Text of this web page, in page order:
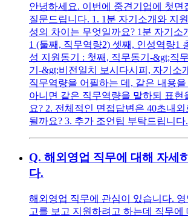
안녕하세요. 이번에 중견기업에 첫면
질문드립니다. 1. 1분 자기소개와 지
성의 차이는 무엇일까요? 1분 자기소
1 (둘째, 직무역량2) 셋째, 인성역량1
성 지원동기 : 첫째, 직무동기-&gt;직
기-&gt;비전일치 보시다시피, 자기소
직무역량을 어필하는 데, 같은 내용
아니면 같은 직무역량을 말하되 표현
요? 2. 전체적인 면접답변은 40초내
될까요? 3. 추가 조언팁 부탁드립니다.
Q. 해외영업 직무에 대해 자세
다.
해외영업 직무에 관심이 있습니다.
고를 보고 지원하려고 하는데 직무에